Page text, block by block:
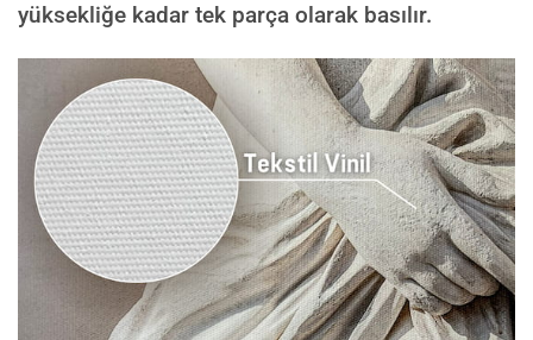
yüksekliğe kadar tek parça olarak basılır.